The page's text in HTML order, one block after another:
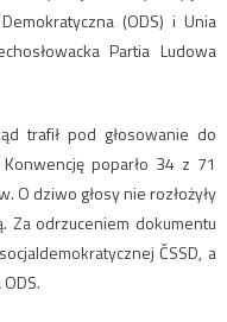
(ODS) i Unia
Partia Ludowa
trafił pod głosowanie do
poparło 34 z 71
O dziwo głosy nie rozłożyły
Za odrzuceniem dokumentu
ČSSD, a